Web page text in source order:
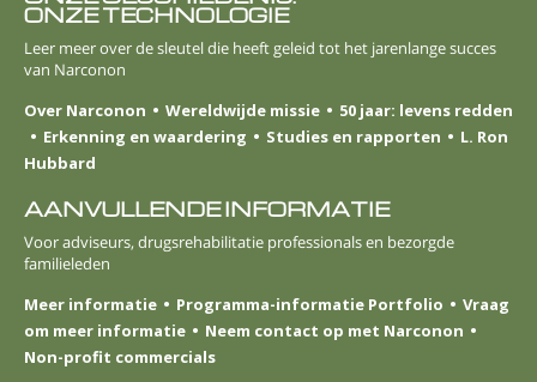
ONZE TECHNOLOGIE
Leer meer over de sleutel die heeft geleid tot het jarenlange succes
van Narconon
Over Narconon
Wereldwijde missie
50 jaar: levens redden
Erkenning en waardering
Studies en rapporten
L. Ron
Hubbard
AANVULLENDE INFORMATIE
Voor adviseurs, drugsrehabilitatie professionals en bezorgde
familieleden
Meer informatie
Programma-informatie Portfolio
Vraag
om meer informatie
Neem contact op met Narconon
Non-profit commercials